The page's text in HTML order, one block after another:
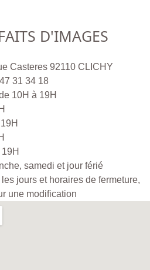
D'IMAGES
Casteres 92110 CLICHY
31 34 18
10H à 19H
samedi et jour férié
jours et horaires de fermeture,
une modification